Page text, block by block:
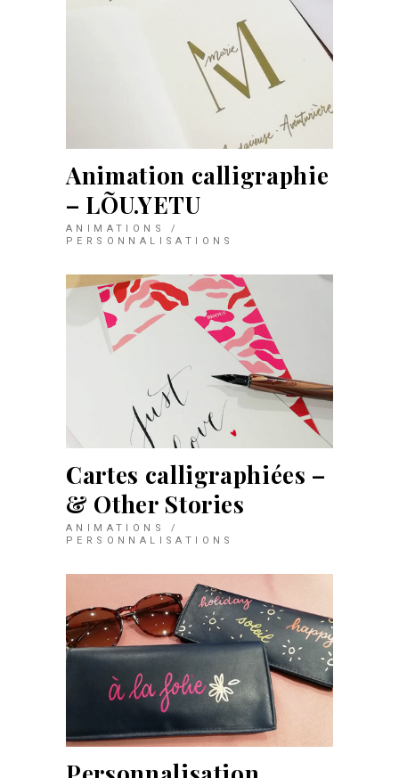
Animation calligraphie
– LÕU.YETU
ANIMATIONS /
PERSONNALISATIONS
Cartes calligraphiées –
& Other Stories
ANIMATIONS /
PERSONNALISATIONS